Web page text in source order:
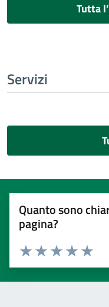
Tutta
Servizi
Quanto sono
pagina?
Valuta
Valuta 4
Valuta 3 stelle
Valuta 2 stelle su 5
Valuta 1 stelle su 5